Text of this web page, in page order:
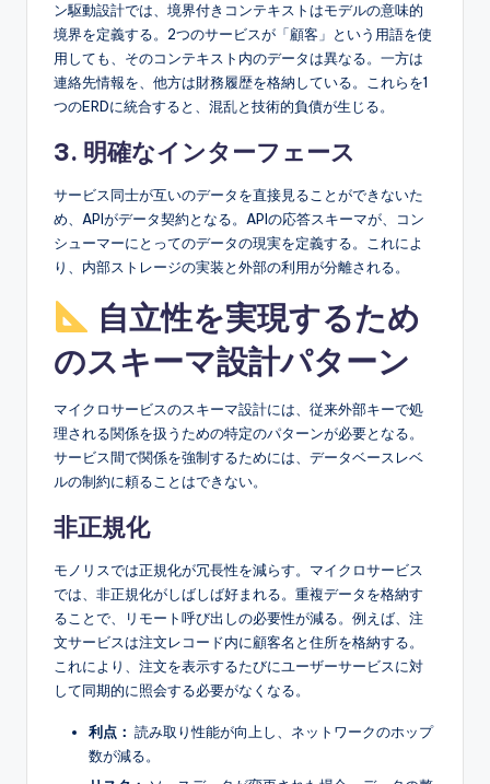
ン駆動設計では、境界付きコンテキストはモデルの意味的
境界を定義する。2つのサービスが「顧客」という用語を使
用しても、そのコンテキスト内のデータは異なる。一方は
連絡先情報を、他方は財務履歴を格納している。これらを1
つのERDに統合すると、混乱と技術的負債が生じる。
3. 明確なインターフェース
サービス同士が互いのデータを直接見ることができないた
め、APIがデータ契約となる。APIの応答スキーマが、コン
シューマーにとってのデータの現実を定義する。これによ
り、内部ストレージの実装と外部の利用が分離される。
自立性を実現するため
のスキーマ設計パターン
マイクロサービスのスキーマ設計には、従来外部キーで処
理される関係を扱うための特定のパターンが必要となる。
サービス間で関係を強制するためには、データベースレベ
ルの制約に頼ることはできない。
非正規化
モノリスでは正規化が冗長性を減らす。マイクロサービス
では、非正規化がしばしば好まれる。重複データを格納す
ることで、リモート呼び出しの必要性が減る。例えば、注
文サービスは注文レコード内に顧客名と住所を格納する。
これにより、注文を表示するたびにユーザーサービスに対
して同期的に照会する必要がなくなる。
利点： 読み取り性能が向上し、ネットワークのホップ
数が減る。